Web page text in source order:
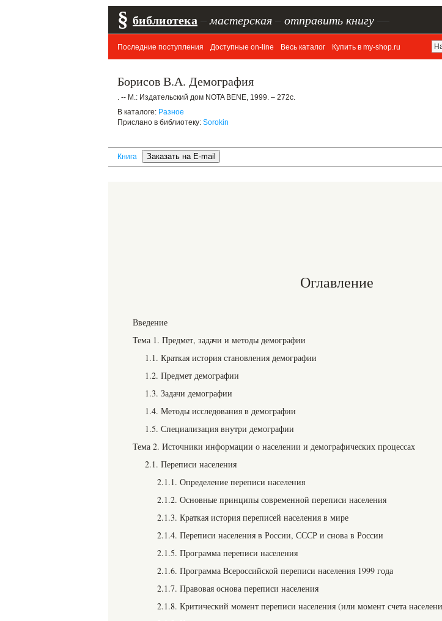
§ библиотека мастерская отправить книгу
Последние поступления Доступные on-line Весь каталог Купить в my-shop.ru
Борисов В.А. Демография
. -- М.: Издательский дом NOTA BENE, 1999. – 272с.
В каталоге: Разное
Прислано в библиотеку: Sorokin
Книга
Оглавление
Введение
Тема 1. Предмет, задачи и методы демографии
1.1. Краткая история становления демографии
1.2. Предмет демографии
1.3. Задачи демографии
1.4. Методы исследования в демографии
1.5. Специализация внутри демографии
Тема 2. Источники информации о населении и демографических процессах
2.1. Переписи населения
2.1.1. Определение переписи населения
2.1.2. Основные принципы современной переписи населения
2.1.3. Краткая история переписей населения в мире
2.1.4. Переписи населения в России, СССР и снова в России
2.1.5. Программа переписи населения
2.1.6. Программа Всероссийской переписи населения 1999 года
2.1.7. Правовая основа переписи населения
2.1.8. Критический момент переписи населения (или момент счета